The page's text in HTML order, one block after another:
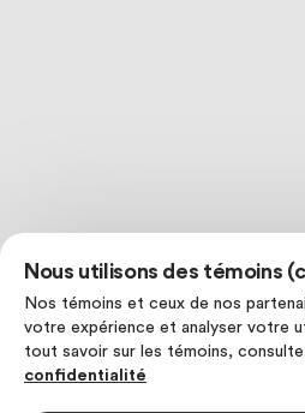
Nous utilisons des témoins
Nos témoins et ceux de nos
votre expérience et analyser votre
tout savoir sur les témoins,
confidentialité